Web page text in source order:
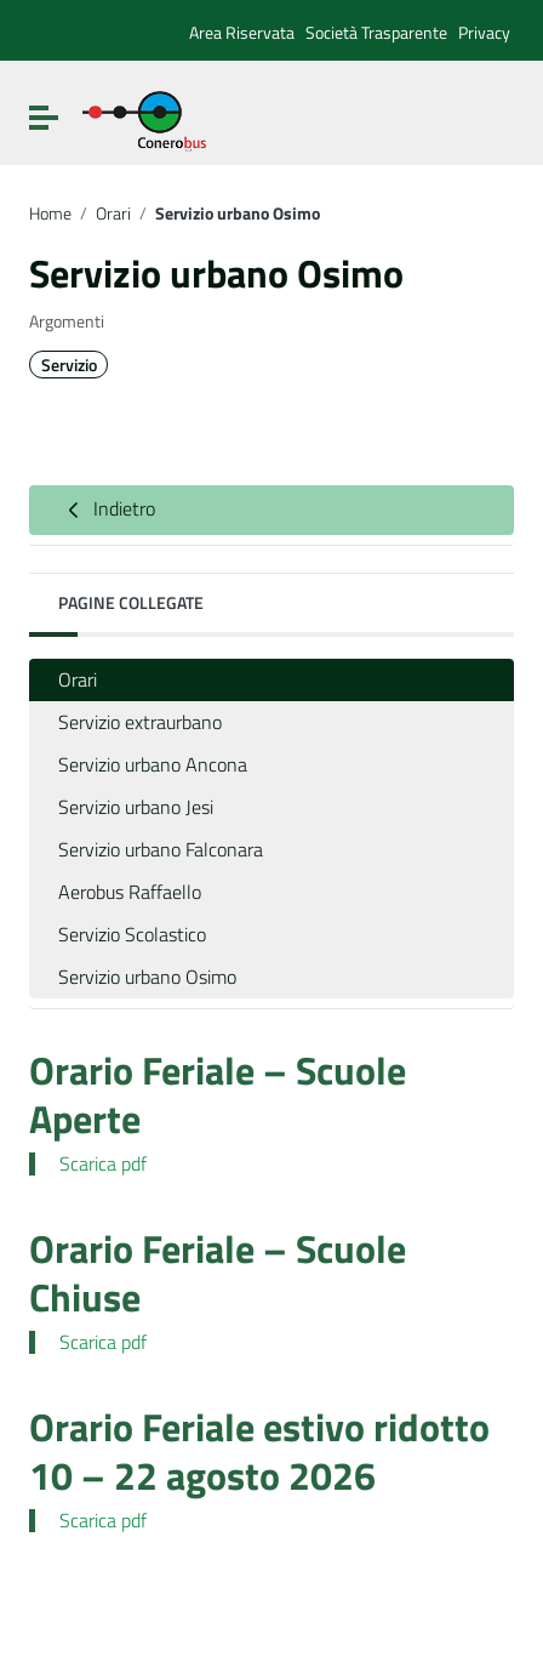
Vai al menu di navigazione
Vai al footer
Area Riservata Società Trasparente Privacy
Attiva / disattiva la navigazione
Home / Orari / Servizio urbano Osimo
Servizio urbano Osimo
Argomenti
Servizio
Indietro
PAGINE COLLEGATE
Orari
Servizio extraurbano
Servizio urbano Ancona
Servizio urbano Jesi
Servizio urbano Falconara
Aerobus Raffaello
Servizio Scolastico
Servizio urbano Osimo
Orario Feriale – Scuole
Aperte
Scarica pdf
Orario Feriale – Scuole
Chiuse
Scarica pdf
Orario Feriale estivo ridotto
10 – 22 agosto 2026
Scarica pdf